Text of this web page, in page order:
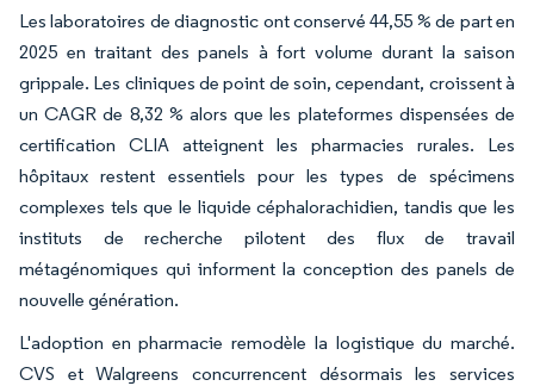
Les laboratoires de diagnostic ont conservé 44,55 % de part en
2025 en traitant des panels à fort volume durant la saison
grippale. Les cliniques de point de soin, cependant, croissent à
un CAGR de 8,32 % alors que les plateformes dispensées de
certification CLIA atteignent les pharmacies rurales. Les
hôpitaux restent essentiels pour les types de spécimens
complexes tels que le liquide céphalorachidien, tandis que les
instituts de recherche pilotent des flux de travail
métagénomiques qui informent la conception des panels de
nouvelle génération.
L'adoption en pharmacie remodèle la logistique du marché.
CVS et Walgreens concurrencent désormais les services